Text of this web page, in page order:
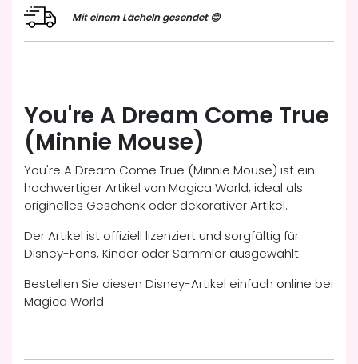
Mit einem Lächeln gesendet 😊
You're A Dream Come True
(Minnie Mouse)
You're A Dream Come True (Minnie Mouse) ist ein
hochwertiger Artikel von Magica World, ideal als
originelles Geschenk oder dekorativer Artikel.
Der Artikel ist offiziell lizenziert und sorgfältig für
Disney-Fans, Kinder oder Sammler ausgewählt.
Bestellen Sie diesen Disney-Artikel einfach online bei
Magica World.